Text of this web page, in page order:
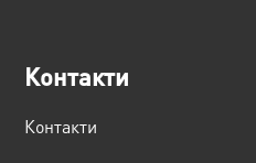
Контакти
Контакти